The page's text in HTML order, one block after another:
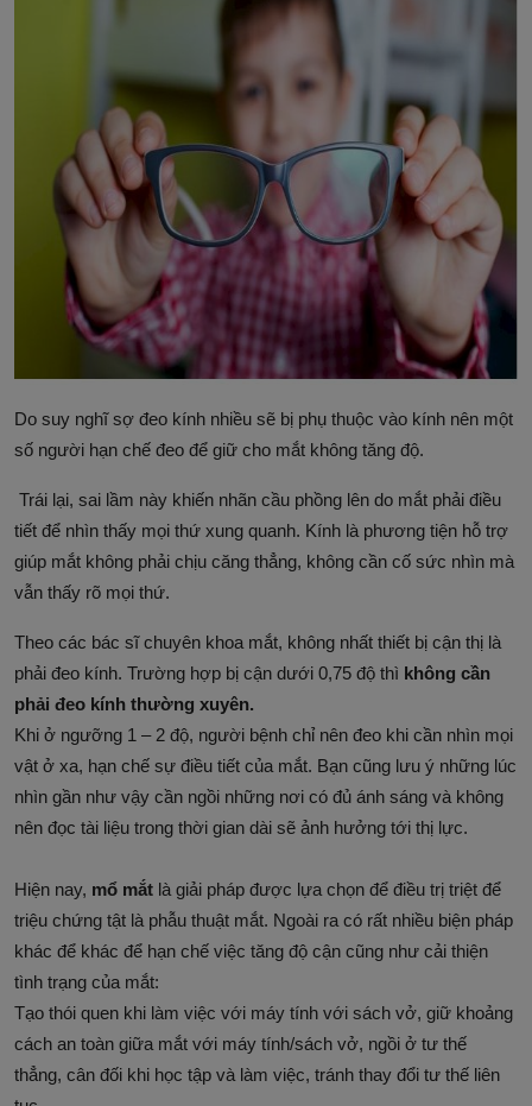
Do suy nghĩ sợ đeo kính nhiều sẽ bị phụ thuộc vào kính nên một
số người hạn chế đeo để giữ cho mắt không tăng độ.
Trái lại, sai lầm này khiến nhãn cầu phồng lên do mắt phải điều
tiết để nhìn thấy mọi thứ xung quanh. Kính là phương tiện hỗ trợ
giúp mắt không phải chịu căng thẳng, không cần cố sức nhìn mà
vẫn thấy rõ mọi thứ.
Theo các bác sĩ chuyên khoa mắt, không nhất thiết bị cận thị là
phải đeo kính. Trường hợp bị cận dưới 0,75 độ thì không cần
phải đeo kính thường xuyên.
Khi ở ngưỡng 1 – 2 độ, người bệnh chỉ nên đeo khi cần nhìn mọi
vật ở xa, hạn chế sự điều tiết của mắt. Bạn cũng lưu ý những lúc
nhìn gần như vậy cần ngồi những nơi có đủ ánh sáng và không
nên đọc tài liệu trong thời gian dài sẽ ảnh hưởng tới thị lực.
Hiện nay, mổ mắt là giải pháp được lựa chọn để điều trị triệt để
triệu chứng tật là phẫu thuật mắt. Ngoài ra có rất nhiều biện pháp
khác để khác để hạn chế việc tăng độ cận cũng như cải thiện
tình trạng của mắt:
Tạo thói quen khi làm việc với máy tính với sách vở, giữ khoảng
cách an toàn giữa mắt với máy tính/sách vở, ngồi ở tư thế
thẳng, cân đối khi học tập và làm việc, tránh thay đổi tư thế liên